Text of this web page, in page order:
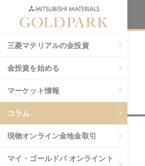
三菱マテリアルの金投資
金投資を始める
マーケット情報
コラム
現物オンライン金地金取引
マイ・ゴールドパ オンライント